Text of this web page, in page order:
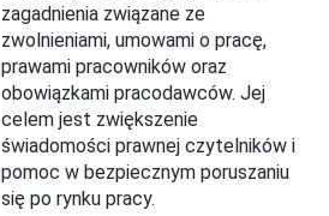
zagadnienia związane ze
zwolnieniami, umowami o pracę,
prawami pracowników oraz
obowiązkami pracodawców. Jej
celem jest zwiększenie
świadomości prawnej czytelników i
pomoc w bezpiecznym poruszaniu
się po rynku pracy.